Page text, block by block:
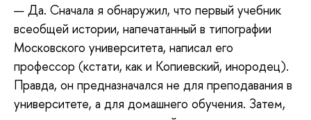
— Да. Сначала я обнаружил, что первый учебник
всеобщей истории, напечатанный в типографии
Московского университета, написал его
профессор (кстати, как и Копиевский, инородец).
Правда, он предназначался не для преподавания в
университете, а для домашнего обучения. Затем,